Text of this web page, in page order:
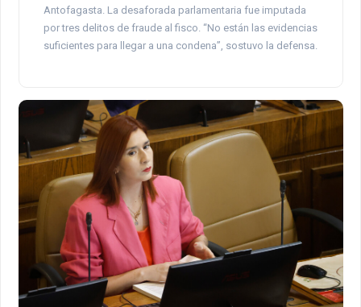
Antofagasta. La desaforada parlamentaria fue imputada
por tres delitos de fraude al fisco. “No están las evidencias
suficientes para llegar a una condena”, sostuvo la defensa.